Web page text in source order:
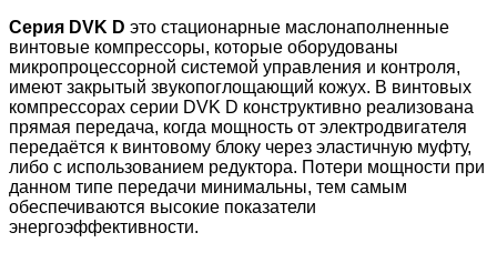
Серия DVK D это стационарные маслонаполненные
винтовые компрессоры, которые оборудованы
микропроцессорной системой управления и контроля,
имеют закрытый звукопоглощающий кожух. В винтовых
компрессорах серии DVK D конструктивно реализована
прямая передача, когда мощность от электродвигателя
передаётся к винтовому блоку через эластичную муфту,
либо с использованием редуктора. Потери мощности при
данном типе передачи минимальны, тем самым
обеспечиваются высокие показатели
энергоэффективности.